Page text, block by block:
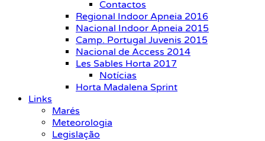
Contactos
Regional Indoor Apneia 2016
Nacional Indoor Apneia 2015
Camp. Portugal Juvenis 2015
Nacional de Access 2014
Les Sables Horta 2017
Notícias
Horta Madalena Sprint
Links
Marés
Meteorologia
Legislação